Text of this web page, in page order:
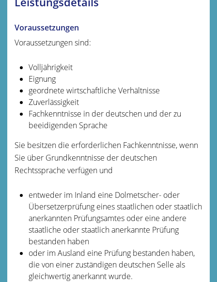
Voraussetzungen
Voraussetzungen sind:
Volljährigkeit
Eignung
geordnete wirtschaftliche Verhältnisse
Zuverlässigkeit
Fachkenntnisse in der deutschen und der zu
beeidigenden Sprache
Sie besitzen die erforderlichen Fachkenntnisse, wenn
Sie über Grundkenntnisse der deutschen
Rechtssprache verfügen und
entweder im Inland eine Dolmetscher- oder
Übersetzerprüfung eines staatlichen oder staatlich
anerkannten Prüfungsamtes oder eine andere
staatliche oder staatlich anerkannte Prüfung
bestanden haben
oder im Ausland eine Prüfung bestanden haben,
die von einer zuständigen deutschen Selle als
gleichwertig anerkannt wurde.